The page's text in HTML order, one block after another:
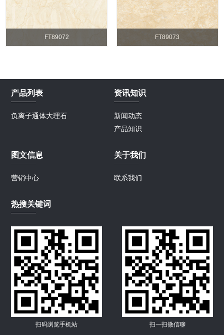
FT89072 FT89073
产品列表
负离子通体大理石
资讯知识
新闻动态
产品知识
图文信息
营销中心
关于我们
联系我们
热搜关键词
扫码浏览手机站 扫一扫微信聊